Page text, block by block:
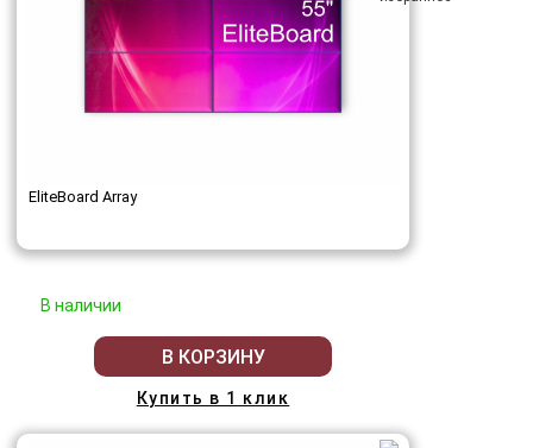
EliteBoard Array
В наличии
В КОРЗИНУ
Купить в 1 клик